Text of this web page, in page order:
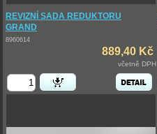
REVIZNÍ SADA REDUKTORU
GRAND
8960614
889,40 Kč
včetně DPH